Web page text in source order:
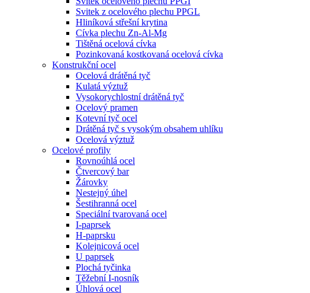
Svitek z ocelového plechu PPGL
Hliníková střešní krytina
Cívka plechu Zn-Al-Mg
Tištěná ocelová cívka
Pozinkovaná kostkovaná ocelová cívka
Konstrukční ocel
Ocelová drátěná tyč
Kulatá výztuž
Vysokorychlostní drátěná tyč
Ocelový pramen
Kotevní tyč ocel
Drátěná tyč s vysokým obsahem uhlíku
Ocelová výztuž
Ocelové profily
Rovnoúhlá ocel
Čtvercový bar
Žárovky
Nestejný úhel
Šestihranná ocel
Speciální tvarovaná ocel
I-paprsek
H-paprsku
Kolejnicová ocel
U paprsek
Plochá tyčinka
Těžební I-nosník
Úhlová ocel